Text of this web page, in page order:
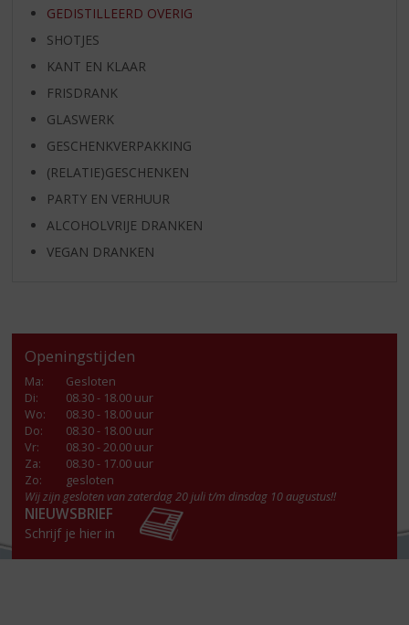
GEDISTILLEERD OVERIG
SHOTJES
KANT EN KLAAR
FRISDRANK
GLASWERK
GESCHENKVERPAKKING
(RELATIE)GESCHENKEN
PARTY EN VERHUUR
ALCOHOLVRIJE DRANKEN
VEGAN DRANKEN
Openingstijden
Ma:
Gesloten
Di:
08.30 - 18.00 uur
Wo:
08.30 - 18.00 uur
Do:
08.30 - 18.00 uur
Vr:
08.30 - 20.00 uur
Za:
08.30 - 17.00 uur
Zo:
gesloten
Wij zijn gesloten van zaterdag 20 juli t/m dinsdag 10 augustus!!
NIEUWSBRIEF
Schrijf je hier in